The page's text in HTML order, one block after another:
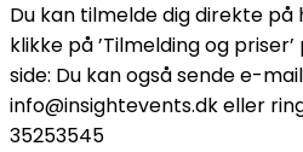
Du kan tilmelde dig direkte på
klikke på ’Tilmelding og
side: Du kan også sende e-
info@insightevents.dk eller
35253545